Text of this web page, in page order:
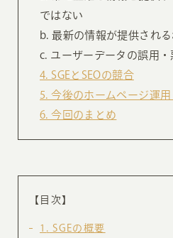
ではない
b. 最新の情報が提供され
c. ユーザーデータの誤用
4. SGEとSEOの競合
5. 今後のホームページ運用
6. 今回のまとめ
【目次】
1 SGEの概要